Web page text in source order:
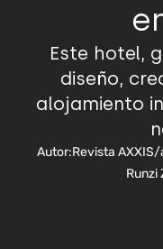
Este hotel,
diseño,
alojamiento
Autor:Revista AXXIS/
Runzi